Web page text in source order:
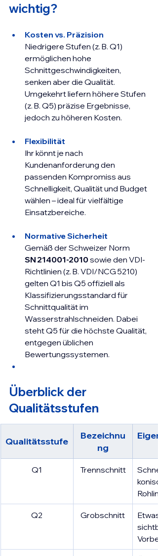
wichtig?
Kosten vs. Präzision
Niedrigere Stufen (z. B. Q1)
ermöglichen hohe
Schnittgeschwindigkeiten,
senken aber die Qualität.
Umgekehrt liefern höhere Stufen
(z. B. Q5) präzise Ergebnisse,
jedoch zu höheren Kosten.
Flexibilität
Ihr könnt je nach
Kundenanforderung den
passenden Kompromiss aus
Schnelligkeit, Qualität und Budget
wählen – ideal für vielfältige
Einsatzbereiche.
Normative Sicherheit
Gemäß der Schweizer Norm
SN 214001-2010 sowie den VDI-
Richtlinien (z. B. VDI/NCG 5210)
gelten Q1 bis Q5 offiziell als
Klassifizierungsstandard für
Schnittqualität im
Wasserstrahlschneiden. Dabei
steht Q5 für die höchste Qualität,
entgegen üblichen
Bewertungssystemen.
Überblick der
Qualitätsstufen
Qualitätsstufe
Bezeichnu
ng
Q1 Trennschnitt
Q2 Grobschnitt